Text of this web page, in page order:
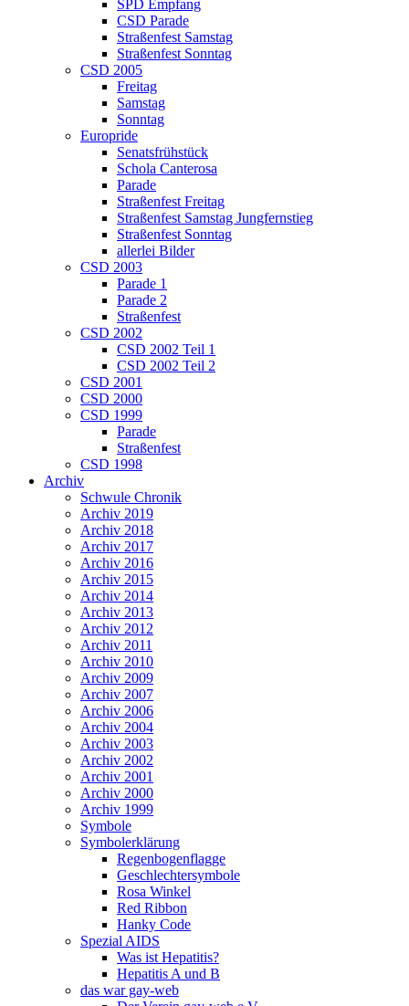
SPD Empfang
CSD Parade
Straßenfest Samstag
Straßenfest Sonntag
CSD 2005
Freitag
Samstag
Sonntag
Europride
Senatsfrühstück
Schola Canterosa
Parade
Straßenfest Freitag
Straßenfest Samstag Jungfernstieg
Straßenfest Sonntag
allerlei Bilder
CSD 2003
Parade 1
Parade 2
Straßenfest
CSD 2002
CSD 2002 Teil 1
CSD 2002 Teil 2
CSD 2001
CSD 2000
CSD 1999
Parade
Straßenfest
CSD 1998
Archiv
Schwule Chronik
Archiv 2019
Archiv 2018
Archiv 2017
Archiv 2016
Archiv 2015
Archiv 2014
Archiv 2013
Archiv 2012
Archiv 2011
Archiv 2010
Archiv 2009
Archiv 2007
Archiv 2006
Archiv 2004
Archiv 2003
Archiv 2002
Archiv 2001
Archiv 2000
Archiv 1999
Symbole
Symbolerklärung
Regenbogenflagge
Geschlechtersymbole
Rosa Winkel
Red Ribbon
Hanky Code
Spezial AIDS
Was ist Hepatitis?
Hepatitis A und B
das war gay-web